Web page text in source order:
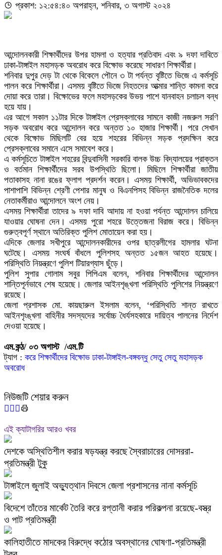
প্রকাশ: ১২:৫৪:৪০ অপরাহ্ন, শনিবার, ৩ অগাস্ট ২০২৪
আন্দোলনকারী শিক্ষার্থীদের উপর হামলা ও হত্যার প্রতিবাদ এবং ৯ দফা দাবিতে
ঢাকা-টাঙ্গাইল মহাসড়ক অবরোধ করে বিক্ষোভ করেছে সাধারণ শিক্ষার্থীরা।
শনিবার দুপুর দেড় টা থেকে বিকেলে পৌনে ৩ টা পর্যন্ত বৃষ্টিতে ভিজে এ কর্মসূচি
পালন করে শিক্ষার্থীরা। এসময় বৃষ্টিতে ভিজে নিহতদের আত্মার শান্তি কামনা করে
দোয়া করে তারা। বিক্ষোভের ফলে মহাসড়কের উভয় পাশে যানবাহন চলাচল বন্ধ
হয়ে যায়।
এর আগে সকাল ১১টার দিকে টাঙ্গাইল প্রেসক্লাবের সামনে কাজী নজরুল সরণি
সড়ক অবরোধ করে আন্দোলন করে অন্তত ১০ হাজার শিক্ষার্থী। পরে সেখান
থেকে বিক্ষোভ মিছিলটি বের হয়ে শহরের বিভিন্ন সড়ক প্রদক্ষিন করে
প্রেসক্লাবের সমানে এসে সমাবেশ করে।
এ কর্মসূচিতে টাঙ্গাইল শহরের বিন্দুবাসিনী সরকারি বালক উচ্চ বিদ্যালয়ের প্রাক্তন
ও বর্তমান শিক্ষার্থীদের সরব উপস্থিতি ছিলো। মিছিলে শিক্ষার্থীরা জাতীয়
পতাকাসহ নানা রঙের ফ্লাগ প্রদর্শন করেন। এসময় শিক্ষার্থী, অভিভাবকদের
পাশাপাশি বিভিন্ন শ্রেণী পেশার মানুষ ও বিএনপিসহ বিভিন্ন রাজনৈতিক দলের
নেতাকর্মীরাও আন্দোলনে অংশ নেয়।
এসময় শিক্ষার্থীরা তাদের ৯ দফা দাবি আদায় না হওয়া পর্যন্ত আন্দোলন চালিয়ে
যাওয়ার ঘোষনা দেন। এসময় পুরো শহরে উত্তেজনা বিরাজ করে। বিভিন্ন
গুরুত্বপূর্ণ স্থানে অতিরিক্ত পুলিশ মোতায়েন করা হয়।
এদিকে জেলার সখীপুরে আন্দোলনকারীদের ওপর ছাত্রলীগের হামলার ঘটনা
ঘটেছে। এসময় সংঘর্ষ বাঁধলে পুলিশসহ অন্তত ১৫জন আহত হয়েছে।
পরিস্থিতি নিয়ন্ত্রণে পুলিশ টিয়ারগ্যাস ছুঁড়ে।
পুলিশ সুপার গোলাম সবুর পিপিএম বলেন, শনিবার শিক্ষার্থীদের আন্দোলন
শান্তিপূর্নভাবে শেষ হয়েছে। জেলার আইনশৃঙ্খলা পরিস্থিতি পুলিশের নিয়ন্ত্রণে
রয়েছে।
জেলা প্রশাসক মো. কায়ছারুল ইসলাম বলেন, ‘পরিস্থিতি শান্ত রাখতে
আইনশৃংঙ্খলা বাহিনীর সদস্যদের সর্বোচ্চ ধৈর্যসহকারে দায়িত্ব পালনের নির্দেশ
দেওয়া হয়েছে।
এম.কন্ঠ/ ০৩ অগাস্ট /এম.টি
ট্যাগ : করে শিক্ষার্থীদের বিক্ষোভ ঢাকা-টাঙ্গাইল-বঙ্গবন্ধু সেতু সেতু মহাসড়ক
অবরোধ
নিউজটি শেয়ার করুন
এই ক্যাটাগরির আরও খবর
দেশকে অস্থিতিশীল করার ষড়যন্ত্র করছে স্বৈরাচারের দোসররা-
প্রতিমন্ত্রী টুকু
টাঙ্গাইলে জুলাই অভ্যুত্থান দিবসে জেলা প্রশাসনের নানা কর্মসূচি
বিদেশে তাঁতের মার্কেট তৈরি করে রপ্তানী করার পরিকল্পনা রয়েছে-বস্ত্র
ও পাট প্রতিমন্ত্রী
কালিহাতীতে মাদকের বিরুদ্ধে কঠোর অবস্থানের ঘোষণা-প্রতিমন্ত্রী